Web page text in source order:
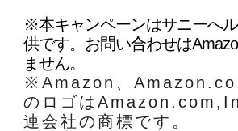
※本キャンペーンはサニーへ
供です。お問い合わせは
ません。
​※Amazon、
のロゴは
連会社の商標です。